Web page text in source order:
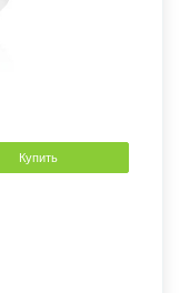
Купить